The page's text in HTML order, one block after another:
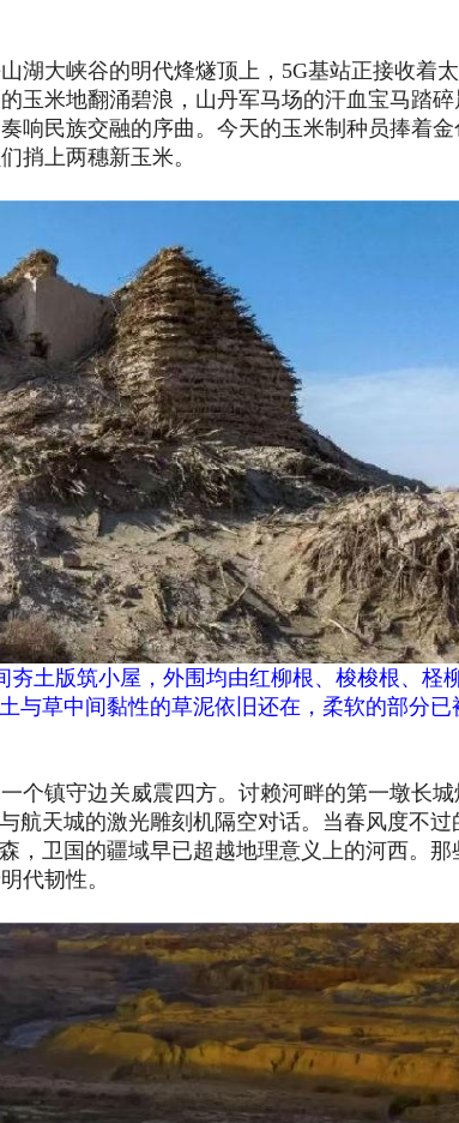
湖大峡谷的明代烽燧顶上， 5G基站正接收着
玉米地翻涌碧浪，山丹军马场的汗血宝马踏碎
响民族交融的序曲。今天的玉米制种员捧着金
捎上两穗新玉米。
夯土版筑小屋，外围均由红柳根、梭梭根、柽
与草中间黏性的草泥依旧还在，柔软的部分已
个镇守边关威震四方。讨赖河畔的第一墩长城
航天城的激光雕刻机隔空对话。当春风度不过
，卫国的疆域早已超越地理意义上的河西。那
代韧性。